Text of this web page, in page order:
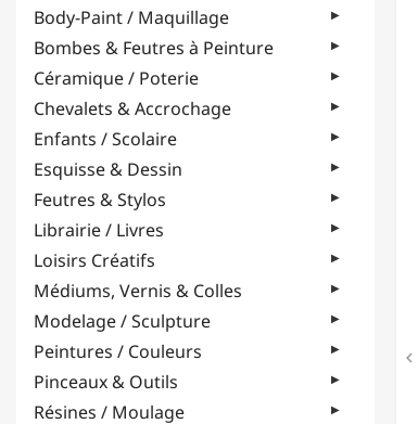
Body-Paint / Maquillage
Bombes & Feutres à Peinture
Céramique / Poterie
Chevalets & Accrochage
Enfants / Scolaire
Esquisse & Dessin
Feutres & Stylos
Librairie / Livres
Loisirs Créatifs
Médiums, Vernis & Colles
Modelage / Sculpture
Peintures / Couleurs
Pinceaux & Outils
Résines / Moulage
